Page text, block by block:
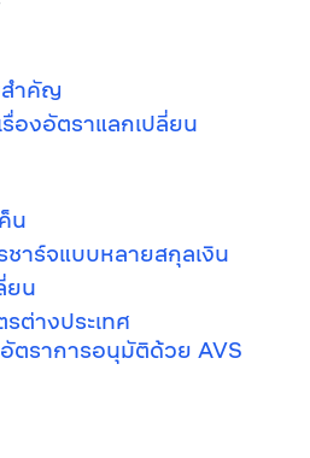
ำคัญ
องอัตราแลกเปลี่ยน
น
ชาร์จแบบหลายสกุลเงิน
ยน
ต่างประเทศ
ตราการอนุมัติด้วย AVS